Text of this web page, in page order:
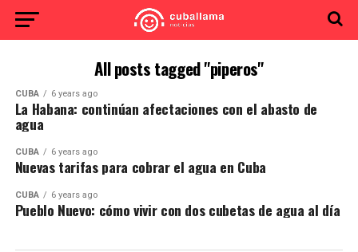
All posts tagged "piperos"
CUBA 6 years ago
La Habana: continúan afectaciones con el abasto de
agua
CUBA 6 years ago
Nuevas tarifas para cobrar el agua en Cuba
CUBA 6 years ago
Pueblo Nuevo: cómo vivir con dos cubetas de agua al día